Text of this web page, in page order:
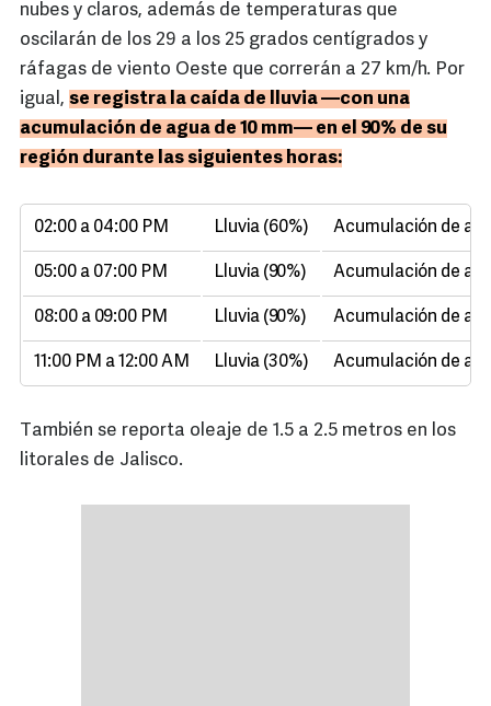
nubes y claros, además de temperaturas que
oscilarán de los 29 a los 25 grados centígrados y
ráfagas de viento Oeste que correrán a 27 km/h. Por
igual, se registra la caída de lluvia —con una
acumulación de agua de 10 mm— en el 90% de su
región durante las siguientes horas:
02:00 a 04:00 PM Lluvia (60%) Acumulación de
05:00 a 07:00 PM Lluvia (90%) Acumulación de
08:00 a 09:00 PM Lluvia (90%) Acumulación de
11:00 PM a 12:00 AM Lluvia (30%) Acumulación de
También se reporta oleaje de 1.5 a 2.5 metros en los
litorales de Jalisco.